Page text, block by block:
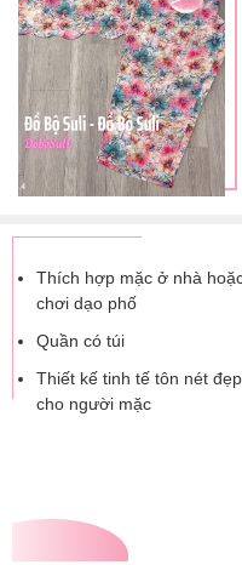
Thích hợp mặc ở nhà
chơi dạo phố
Quần có túi
Thiết kế tinh tế tôn nét đẹp
cho người mặc